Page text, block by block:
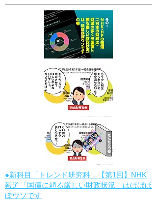
●新科目「トレンド研究科」【第1回】NHK
報道「国債に頼る厳しい財政状況」はほぼほ
ぼウソです